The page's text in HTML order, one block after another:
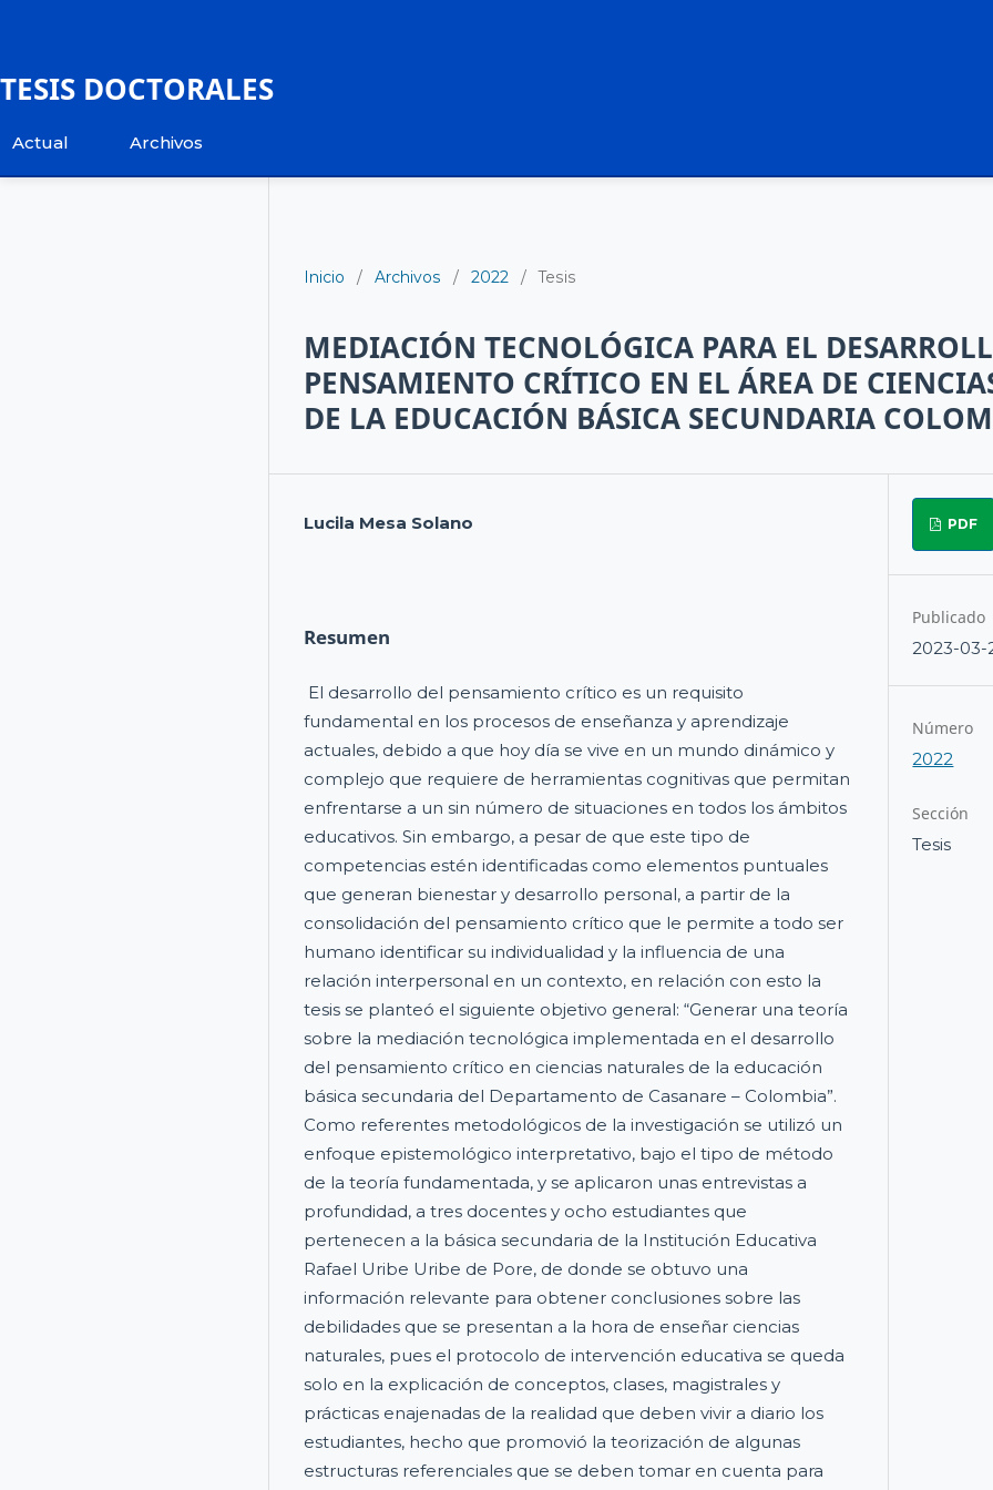
TESIS DOCTORALES
Actual Archivos
Inicio / Archivos / 2022 / Tesis
MEDIACIÓN TECNOLÓGICA PARA EL
PENSAMIENTO CRÍTICO EN EL ÁREA DE
DE LA EDUCACIÓN BÁSICA SECUNDARIA
Lucila Mesa Solano
Resumen
El desarrollo del pensamiento crítico es un requisito
fundamental en los procesos de enseñanza y aprendizaje
actuales, debido a que hoy día se vive en un mundo dinámico y
complejo que requiere de herramientas cognitivas que permitan
enfrentarse a un sin número de situaciones en todos los ámbitos
educativos. Sin embargo, a pesar de que este tipo de
competencias estén identificadas como elementos puntuales
que generan bienestar y desarrollo personal, a partir de la
consolidación del pensamiento crítico que le permite a todo ser
humano identificar su individualidad y la influencia de una
relación interpersonal en un contexto, en relación con esto la
tesis se planteó el siguiente objetivo general: “Generar una teoría
sobre la mediación tecnológica implementada en el desarrollo
del pensamiento crítico en ciencias naturales de la educación
básica secundaria del Departamento de Casanare – Colombia”.
Como referentes metodológicos de la investigación se utilizó un
enfoque epistemológico interpretativo, bajo el tipo de método
de la teoría fundamentada, y se aplicaron unas entrevistas a
profundidad, a tres docentes y ocho estudiantes que
pertenecen a la básica secundaria de la Institución Educativa
Rafael Uribe Uribe de Pore, de donde se obtuvo una
información relevante para obtener conclusiones sobre las
debilidades que se presentan a la hora de enseñar ciencias
naturales, pues el protocolo de intervención educativa se queda
solo en la explicación de conceptos, clases, magistrales y
prácticas enajenadas de la realidad que deben vivir a diario los
estudiantes, hecho que promovió la teorización de algunas
estructuras referenciales que se deben tomar en cuenta para
PDF
Publicado
2023-03-
Número
2022
Sección
Tesis